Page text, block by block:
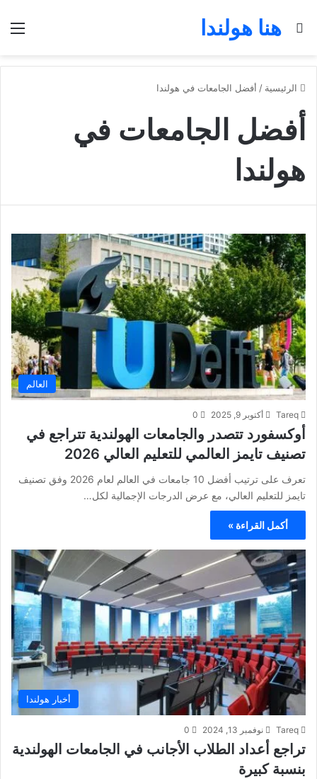
هنا هولندا
بحث عن
الرئيسية / أفضل الجامعات في هولندا
أفضل الجامعات في
هولندا
العالم
Tareq أكتوبر 9, 2025 0
أوكسفورد تتصدر والجامعات الهولندية تتراجع في
تصنيف تايمز العالمي للتعليم العالي 2026
تعرف على ترتيب أفضل 10 جامعات في العالم لعام 2026 وفق تصنيف
تايمز للتعليم العالي، مع عرض الدرجات الإجمالية لكل…
أكمل القراءة »
أخبار هولندا
Tareq نوفمبر 13, 2024 0
تراجع أعداد الطلاب الأجانب في الجامعات الهولندية
بنسبة كبيرة